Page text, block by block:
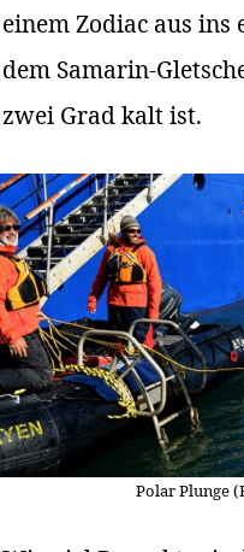
einem Zodiac aus ins
dem Samarin-
zwei Grad kalt ist.
Polar Plunge